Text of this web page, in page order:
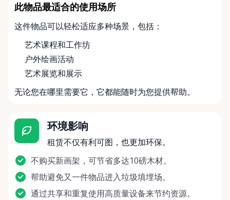
此物品最适合的使用场所
这件物品可以轻松适应多种场景，包括：
艺术课程和工作坊
户外绘画活动
艺术展览和展示
无论您在哪里需要它，它都能随时为您提供帮助。
环境影响
租赁不仅有利可图，也更加环保。
不购买新画架，可节省多达10磅木材。
帮助避免又一件物品进入垃圾填埋场。
通过共享和重复使用高质量设备来节约资源。